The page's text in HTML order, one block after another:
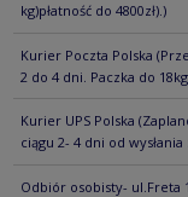
kg)płatność do 4800zł).)
Kurier Poczta Polska
2 do 4 dni. Paczka do
Kurier UPS Polska
ciągu 2- 4 dni od
Odbiór osobisty- ul.Freta